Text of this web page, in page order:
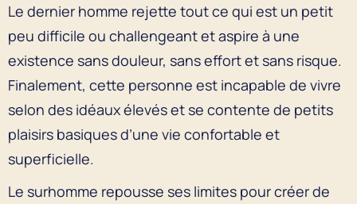
Le dernier homme rejette tout ce qui est un petit
peu difficile ou challengeant et aspire à une
existence sans douleur, sans effort et sans risque.
Finalement, cette personne est incapable de vivre
selon des idéaux élevés et se contente de petits
plaisirs basiques d’une vie confortable et
superficielle.
Le surhomme repousse ses limites pour créer de